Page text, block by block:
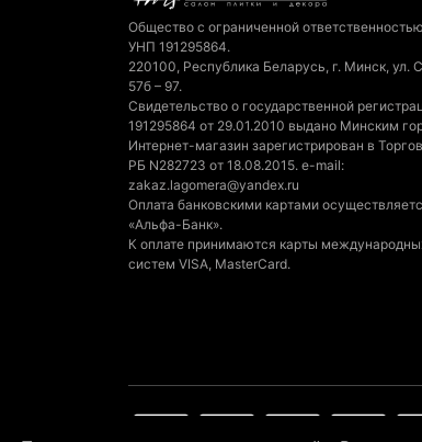
Общество с ограниченной
УНП 191295864.
220100, Республика Беларусь, г. Минск, ул.
57б – 97.
Свидетельство о государственной
191295864 от 29.01.2010 выдано Минским
Интернет-магазин зарегистрирован в
РБ N282723 от 18.08.2015. e-mail:
zakaz.lagomera@yandex.ru
Оплата банковскими картами
«Альфа-Банк».
К оплате принимаются карты
систем VISA, MasterCard.